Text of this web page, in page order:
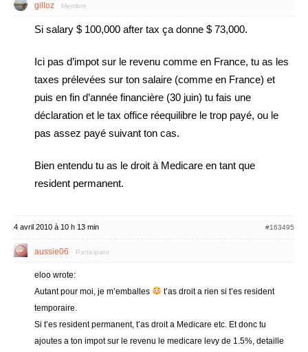
gilloz Membre
Si salary $ 100,000 after tax ça donne $ 73,000.
Ici pas d’impot sur le revenu comme en France, tu as les
taxes prélevées sur ton salaire (comme en France) et
puis en fin d’année financière (30 juin) tu fais une
déclaration et le tax office réequilibre le trop payé, ou le
pas assez payé suivant ton cas.
Bien entendu tu as le droit à Medicare en tant que
resident permanent.
4 avril 2010 à 10 h 13 min #163495
aussie06 Participant
eloo wrote:
Autant pour moi, je m’emballes
t’as droit a rien si t’es resident
temporaire.
Si t’es resident permanent, t’as droit a Medicare etc. Et donc tu
ajoutes a ton impot sur le revenu le medicare levy de 1.5%, detaille